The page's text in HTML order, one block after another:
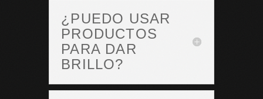
¿PUEDO USAR
PRODUCTOS
PARA DAR
BRILLO?